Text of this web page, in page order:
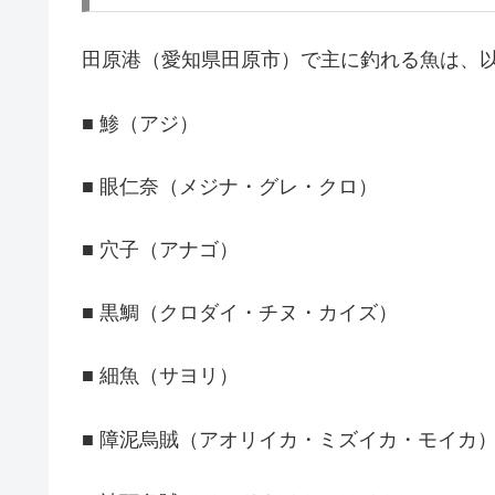
田原港（愛知県田原市）で主に釣れる魚は、
■ 鯵（アジ）
■ 眼仁奈（メジナ・グレ・クロ）
■ 穴子（アナゴ）
■ 黒鯛（クロダイ・チヌ・カイズ）
■ 細魚（サヨリ）
■ 障泥烏賊（アオリイカ・ミズイカ・モイカ）